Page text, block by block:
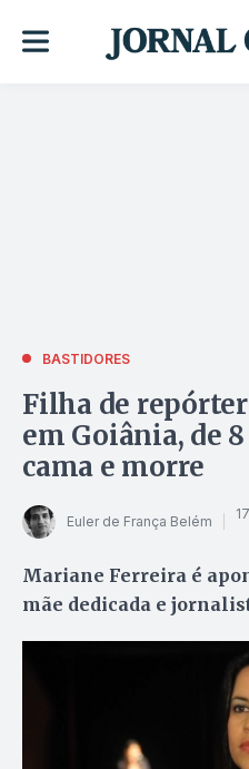
BASTIDORES
Filha de
em Goiânia, de
cama e morre
Euler de França Belém
Mariane Ferreira é
mãe dedicada e